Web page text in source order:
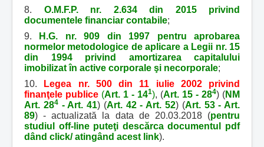
8. O.M.F.P. nr. 2.634 din 2015 privind
documentele financiar contabile;
9.
H.G. nr. 909 din 1997 pentru aprobarea
normelor metodologice de aplicare a Legii nr. 15
din 1994 privind amortizarea capitalului
imobilizat în active corporale şi necorporale;
10.
Legea nr. 500 din 11 iulie 2002 privind
finanţele publice (Art. 1 - 141), (Art. 15 - 284) (NM
Art. 284- Art. 41) (Art. 42 - Art. 52) (Art. 53 - Art.
89) - actualizată la data de 20.03.2018 (pentru
studiul off-line puteţi descărca documentul pdf
dând click/ atingând acest link).